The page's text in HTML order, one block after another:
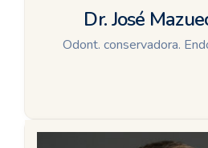
Dr. José
Odont. conservadora.